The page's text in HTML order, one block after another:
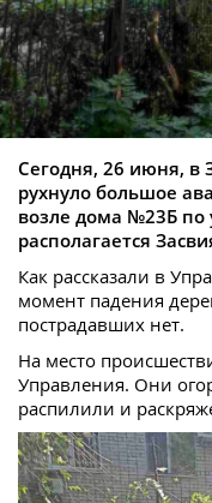
Сегодня, 26 июня, в
рухнуло большое
возле дома №23Б по
располагается
Как рассказали в
момент падения
пострадавших нет.
На место
Управления. Они
распилили и